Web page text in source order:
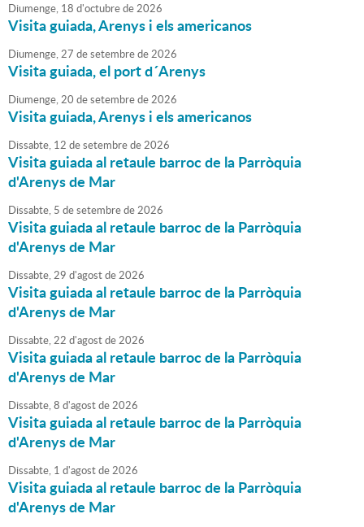
Diumenge, 18 d'octubrede2026
Visita guiada, Arenys i els americanos
Diumenge,27 desetembrede2026
Visita guiada, el port d´Arenys
Diumenge,20 desetembrede2026
Visita guiada, Arenys i els americanos
Dissabte, 12 desetembrede2026
Visita guiada al retaule barroc de la Parròquia
d'Arenys de Mar
Dissabte, 5 desetembrede2026
Visita guiada al retaule barroc de la Parròquia
d'Arenys de Mar
Dissabte,29 d'agostde2026
Visita guiada al retaule barroc de la Parròquia
d'Arenys de Mar
Dissabte,22 d'agostde2026
Visita guiada al retaule barroc de la Parròquia
d'Arenys de Mar
Dissabte,8 d'agostde2026
Visita guiada al retaule barroc de la Parròquia
d'Arenys de Mar
Dissabte, 1 d'agostde2026
Visita guiada al retaule barroc de la Parròquia
d'Arenys de Mar